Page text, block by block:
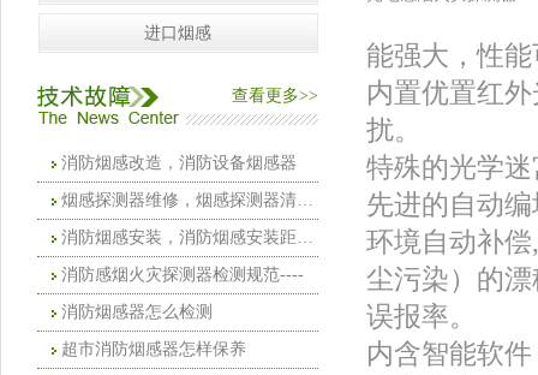
进口烟感
查看更多>>
消防烟感改造，消防设备烟感器
烟感探测器维修，烟感探测器清洗维护
消防烟感安装，消防烟感安装距离要求
消防感烟火灾探测器检测规范----
消防烟感器怎么检测
超市消防烟感器怎样保养
能强大，性
内置优置红
扰。
特殊的光学
先进的自动
环境自动补
尘污染）的
误报率。
内含智能软